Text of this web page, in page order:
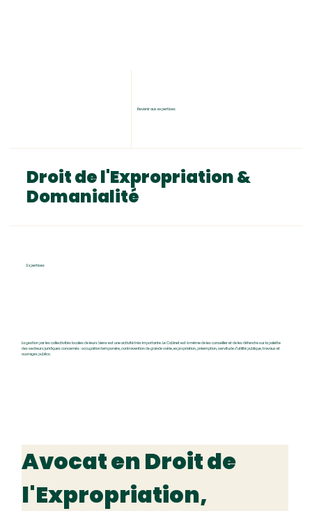
Droit de l'Expropriation &
Domanialité
Expertises
Revenir aux expertises
La gestion par les collectivités locales de leurs biens est une activité très importante. Le Cabinet est à même de les conseiller et de les défendre sur la palette
des secteurs juridiques concernés : occupation temporaire, contravention de grande voirie, expropriation, préemption, servitude d’utilité publique, travaux et
ouvrages publics.
Avocat en Droit de
l'Expropriation,